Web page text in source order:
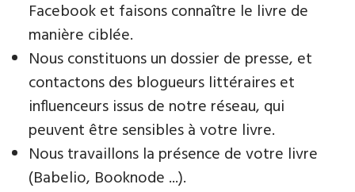
Facebook et faisons connaître le livre de
manière ciblée.
Nous constituons un dossier de presse, et
contactons des blogueurs littéraires et
influenceurs issus de notre réseau, qui
peuvent être sensibles à votre livre.
Nous travaillons la présence de votre livre
(Babelio, Booknode ...).